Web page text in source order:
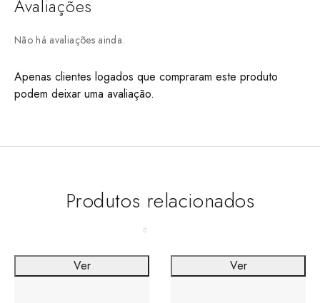
Avaliações
Não há avaliações ainda.
Apenas clientes logados que compraram este produto
podem deixar uma avaliação.
Produtos relacionados
Ver Ver